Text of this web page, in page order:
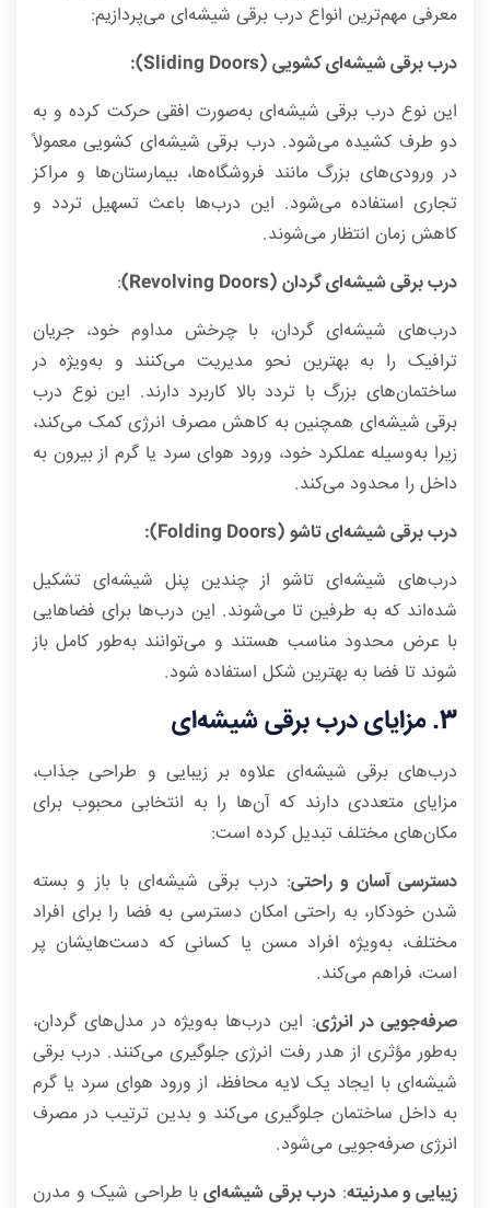
معرفی مهم‌ترین انواع درب برقی شیشه‌ای می‌پردازیم:
درب برقی شیشه‌ای کشویی (Sliding Doors):
این نوع درب برقی شیشه‌ای به‌صورت افقی حرکت کرده و به
دو طرف کشیده می‌شود. درب برقی شیشه‌ای کشویی معمولاً
در ورودی‌های بزرگ مانند فروشگاه‌ها، بیمارستان‌ها و مراکز
تجاری استفاده می‌شود. این درب‌ها باعث تسهیل تردد و
کاهش زمان انتظار می‌شوند.
درب برقی شیشه‌ای گردان (Revolving Doors)
:
درب‌های شیشه‌ای گردان، با چرخش مداوم خود، جریان
ترافیک را به بهترین نحو مدیریت می‌کنند و به‌ویژه در
ساختمان‌های بزرگ با تردد بالا کاربرد دارند. این نوع درب
برقی شیشه‌ای همچنین به کاهش مصرف انرژی کمک می‌کند،
زیرا به‌وسیله عملکرد خود، ورود هوای سرد یا گرم از بیرون به
داخل را محدود می‌کند.
درب برقی شیشه‌ای تاشو (Folding Doors):
درب‌های شیشه‌ای تاشو از چندین پنل شیشه‌ای تشکیل
شده‌اند که به طرفین تا می‌شوند. این درب‌ها برای فضاهایی
با عرض محدود مناسب هستند و می‌توانند به‌طور کامل باز
شوند تا فضا به بهترین شکل استفاده شود.
3. مزایای درب برقی شیشه‌ای
درب‌های برقی شیشه‌ای علاوه بر زیبایی و طراحی جذاب،
مزایای متعددی دارند که آن‌ها را به انتخابی محبوب برای
مکان‌های مختلف تبدیل کرده است:
دسترسی آسان و راحتی: درب برقی شیشه‌ای با باز و بسته
شدن خودکار، به راحتی امکان دسترسی به فضا را برای افراد
مختلف، به‌ویژه افراد مسن یا کسانی که دست‌هایشان پر
است، فراهم می‌کند.
صرفه‌جویی در انرژی: این درب‌ها به‌ویژه در مدل‌های گردان،
به‌طور مؤثری از هدر رفت انرژی جلوگیری می‌کنند. درب برقی
شیشه‌ای با ایجاد یک لایه محافظ، از ورود هوای سرد یا گرم
به داخل ساختمان جلوگیری می‌کند و بدین ترتیب در مصرف
انرژی صرفه‌جویی می‌شود.
زیبایی و مدرنیته: درب برقی شیشه‌ای با طراحی شیک و مدرن